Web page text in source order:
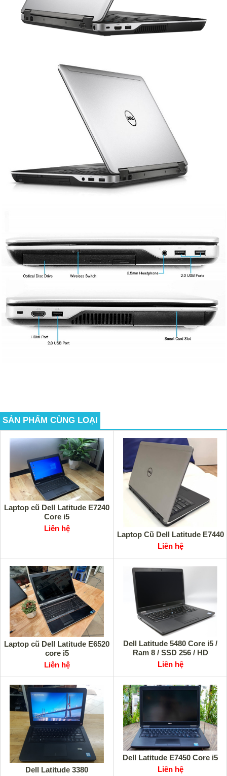
SẢN PHẨM CÙNG LOẠI
Laptop cũ Dell Latitude E7240
Core i5
Liên hệ
Laptop Cũ Dell Latitude E7440
Liên hệ
Laptop cũ Dell Latitude E6520
core i5
Liên hệ
Dell Latitude 5480 Core i5 /
Ram 8 / SSD 256 / HD
Liên hệ
Dell Latitude 3380
Dell Latitude E7450 Core i5
Liên hệ